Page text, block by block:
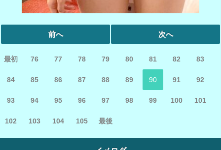
前へ 次へ
最初 76 77 78 79 80 81 82 83
84 85 86 87 88 89 90 91 92
93 94 95 96 97 98 99 100 101
102 103 104 105 最後